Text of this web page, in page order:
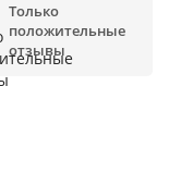
Только
положительные
отзывы